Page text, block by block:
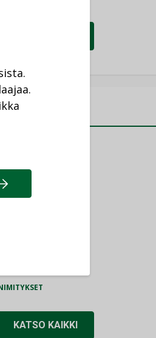
NIMITYKSET
KATSO KAIKKI